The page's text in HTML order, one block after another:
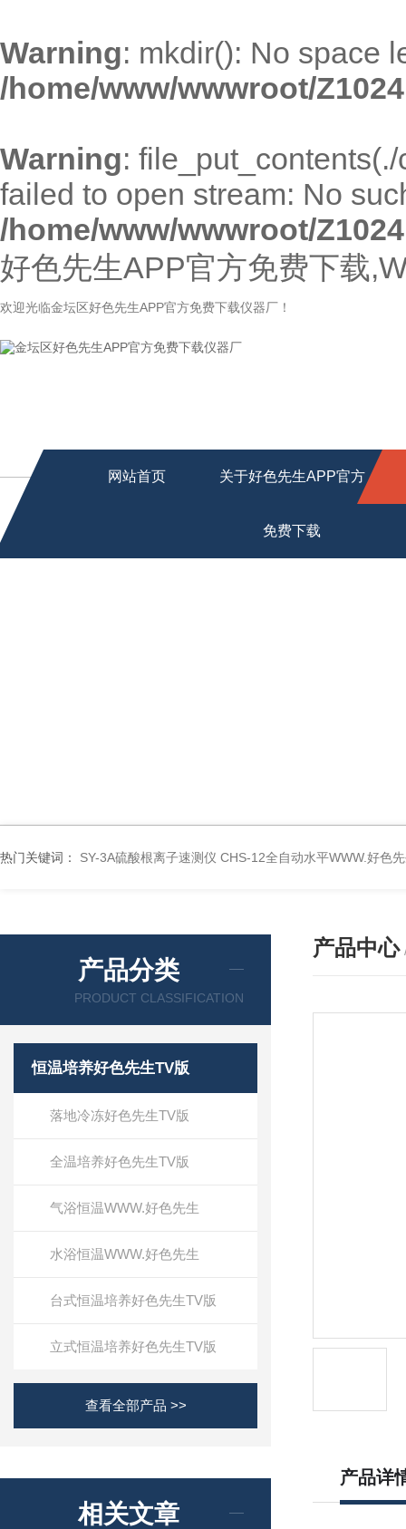
Warning: mkdir(): No space
/home/www/wwwroot/
Warning:
failed to open stream: No
/home/www/wwwroot/
好色先生APP官方免费下载
欢迎光临金坛区好色先生APP官方免费下载仪器厂！
网站首页 关于好色先生APP官方
免费下载
热门关键词： SY-3A硫酸根离子速测仪 CHS-12全自动水平WWW.好色
产品分类
PRODUCT CLASSIFICATION
恒温培养好色先生TV版
落地冷冻好色先生TV版
全温培养好色先生TV版
气浴恒温WWW.好色先生
水浴恒温WWW.好色先生
台式恒温培养好色先生TV版
立式恒温培养好色先生TV版
查看全部产品 >>
相关文章
产品中心
产品详